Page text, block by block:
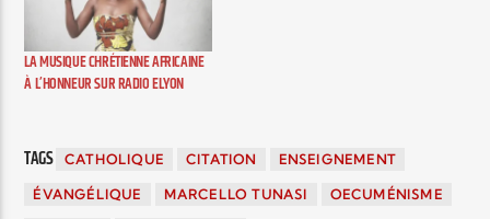
LA MUSIQUE CHRÉTIENNE AFRICAINE
À L’HONNEUR SUR RADIO ELYON
TAGS CATHOLIQUE CITATION ENSEIGNEMENT
ÉVANGÉLIQUE MARCELLO TUNASI OECUMÉNISME